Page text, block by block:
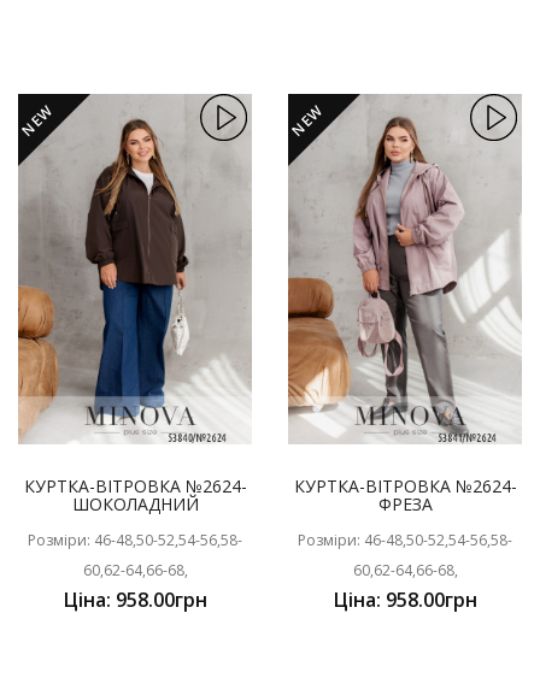
NEW
КУРТКА-ВІТРОВКА №2624-
ШОКОЛАДНИЙ
Розміри: 46-48,50-52,54-56,58-
60,62-64,66-68,
Ціна: 958.00грн
NEW
КУРТКА-ВІТРОВКА №2624-
ФРЕЗА
Розміри: 46-48,50-52,54-56,58-
60,62-64,66-68,
Ціна: 958.00грн